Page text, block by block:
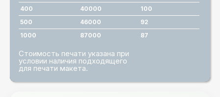
400
40000
100
500
46000
92
1000
87000 87
Стоимость печати указана при
условии наличия подходящего
для печати макета.